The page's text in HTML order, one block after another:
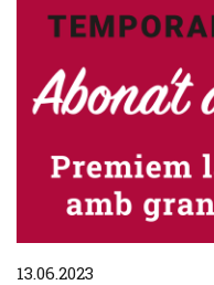
13.06.2023